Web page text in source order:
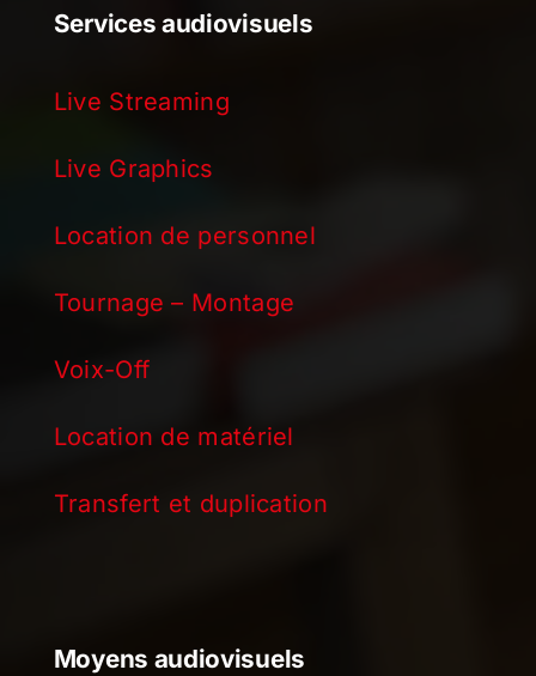
Services audiovisuels
Live Streaming
Live Graphics
Location de personnel
Tournage – Montage
Voix-Off
Location de matériel
Transfert et duplication
Moyens audiovisuels